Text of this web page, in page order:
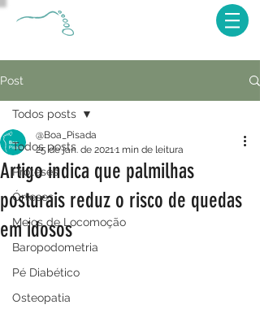
Post
Todos posts
Próteses
Órteses
Meios de Locomoção
Baropodometria
Pé Diabético
Osteopatia
Todos posts
Artigo indica que palmilhas
posturais reduz o risco de quedas
em idosos
@Boa_Pisada
25 de jan. de 20211 min de leitura